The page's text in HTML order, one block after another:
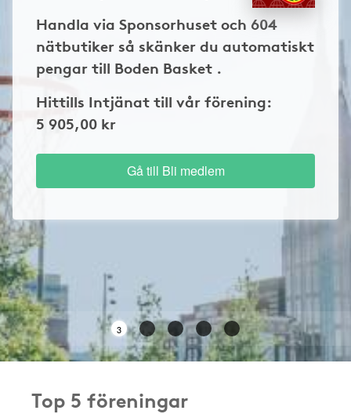
Handla via Sponsorhuset och 604
nätbutiker så skänker du automatiskt
pengar till Boden Basket .
Hittills Intjänat till vår förening:
5 905,00 kr
Gå till Bli medlem
3
Top 5 föreningar